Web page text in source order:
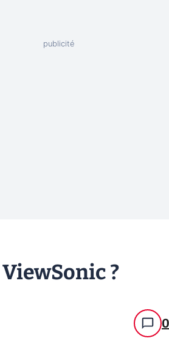
?
0